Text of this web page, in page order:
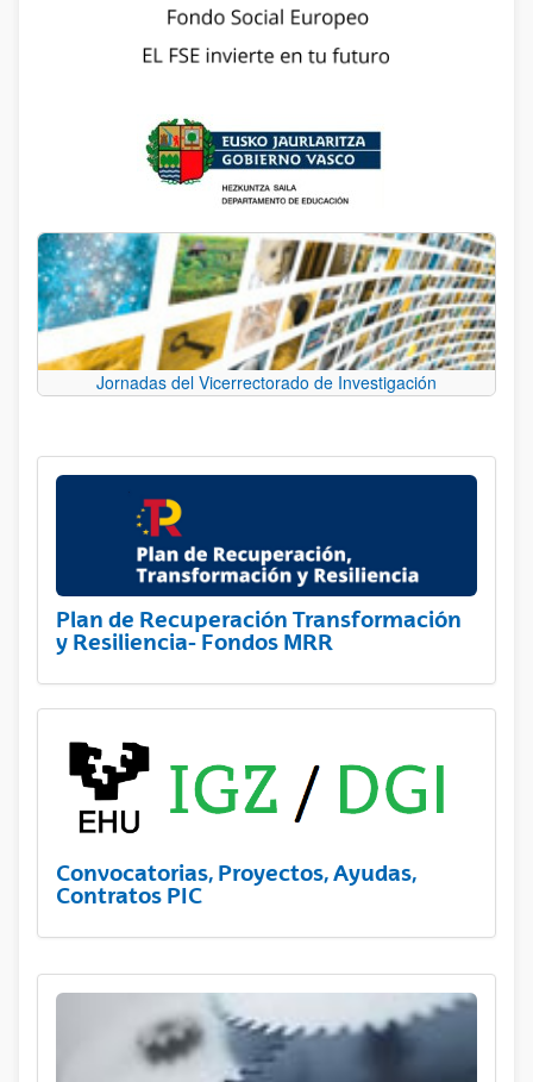
Jornadas del Vicerrectorado de Investigación
Plan de Recuperación Transformación
y Resiliencia- Fondos MRR
Convocatorias, Proyectos, Ayudas,
Contratos PIC